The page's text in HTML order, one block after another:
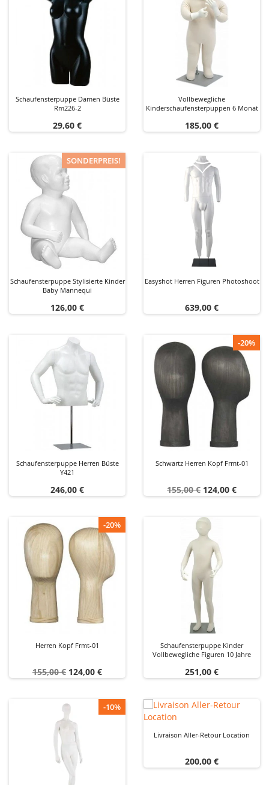
Schaufensterpuppe Damen Büste
Rm226-2
Preis
29,60 €
Vollbewegliche
Kinderschaufensterpuppen 6 Monat
Preis
185,00 €
SONDERPREIS!
Schaufensterpuppe Stylisierte Kinder
Baby Mannequi
Preis
126,00 €
Easyshot Herren Figuren Photoshoot
Preis
639,00 €
Schaufensterpuppe Herren Büste
Y421
Preis
246,00 €
-20%
Schwartz Herren Kopf Frmt-01
Verkaufspreis
155,00 € Preis
124,00 €
-20%
Herren Kopf Frmt-01
Verkaufspreis
155,00 € Preis
124,00 €
Schaufensterpuppe Kinder
Vollbewegliche Figuren 10 Jahre
Preis
251,00 €
-10%
Livraison Aller-Retour Location
Preis
200,00 €